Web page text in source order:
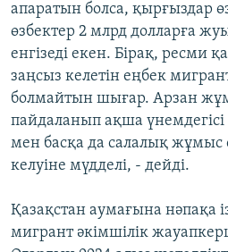
апаратын болса, қырғыздар
өзбектер 2 млрд долларға
енгізеді екен. Бірақ, ресми
заңсыз келетін еңбек
болмайтын шығар. Арзан
пайдаланып ақша үнемдегісі
мен басқа да салалық
келуіне мүдделі, - дейді.
Қазақстан аумағына нәпақа
мигрант әкімшілік